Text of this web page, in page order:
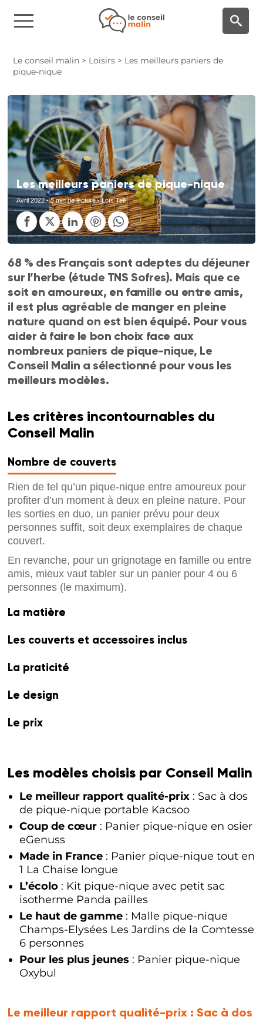
Le conseil malin > Loisirs > Les meilleurs paniers de
pique-nique
Les meilleurs paniers de pique-nique
Avril 2022- 5 min de lecture - Loïs Telli
68 % des Français sont adeptes du déjeuner
sur l’herbe (étude TNS Sofres). Mais que ce
soit en amoureux, en famille ou entre amis,
il est plus agréable de manger en pleine
nature quand on est bien équipé. Pour vous
aider à faire le bon choix face aux
nombreux paniers de pique-nique, Le
Conseil Malin a sélectionné pour vous les
meilleurs modèles.
Les critères incontournables du
Conseil Malin
Nombre de couverts
Rien de tel qu’un pique-nique entre amoureux pour
profiter d’un moment à deux en pleine nature. Pour
les sorties en duo, un panier prévu pour deux
personnes suffit, soit deux exemplaires de chaque
couvert.
En revanche, pour un grignotage en famille ou entre
amis, mieux vaut tabler sur un panier pour 4 ou 6
personnes (le maximum).
La matière
Les couverts et accessoires inclus
La praticité
Le design
Le prix
Les modèles choisis par Conseil Malin
Le meilleur rapport qualité-prix : Sac à dos
de pique-nique portable Kacsoo
Coup de cœur : Panier pique-nique en osier
eGenuss
Made in France : Panier pique-nique tout en
1 La Chaise longue
L’écolo : Kit pique-nique avec petit sac
isotherme Panda pailles
Le haut de gamme : Malle pique-nique
Champs-Elysées Les Jardins de la Comtesse
6 personnes
Pour les plus jeunes : Panier pique-nique
Oxybul
Le meilleur rapport qualité-prix :Sac à dos